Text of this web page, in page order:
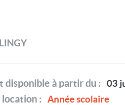
disponible à partir du : 03
: Année scolaire